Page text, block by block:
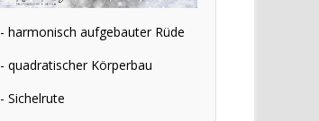
- harmonisch aufgebauter Rüde
- quadratischer Körperbau
- Sichelrute